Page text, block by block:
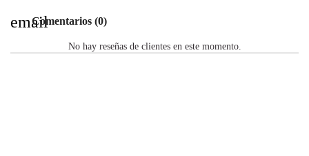
emailComentarios (0)
No hay reseñas de clientes en este momento.